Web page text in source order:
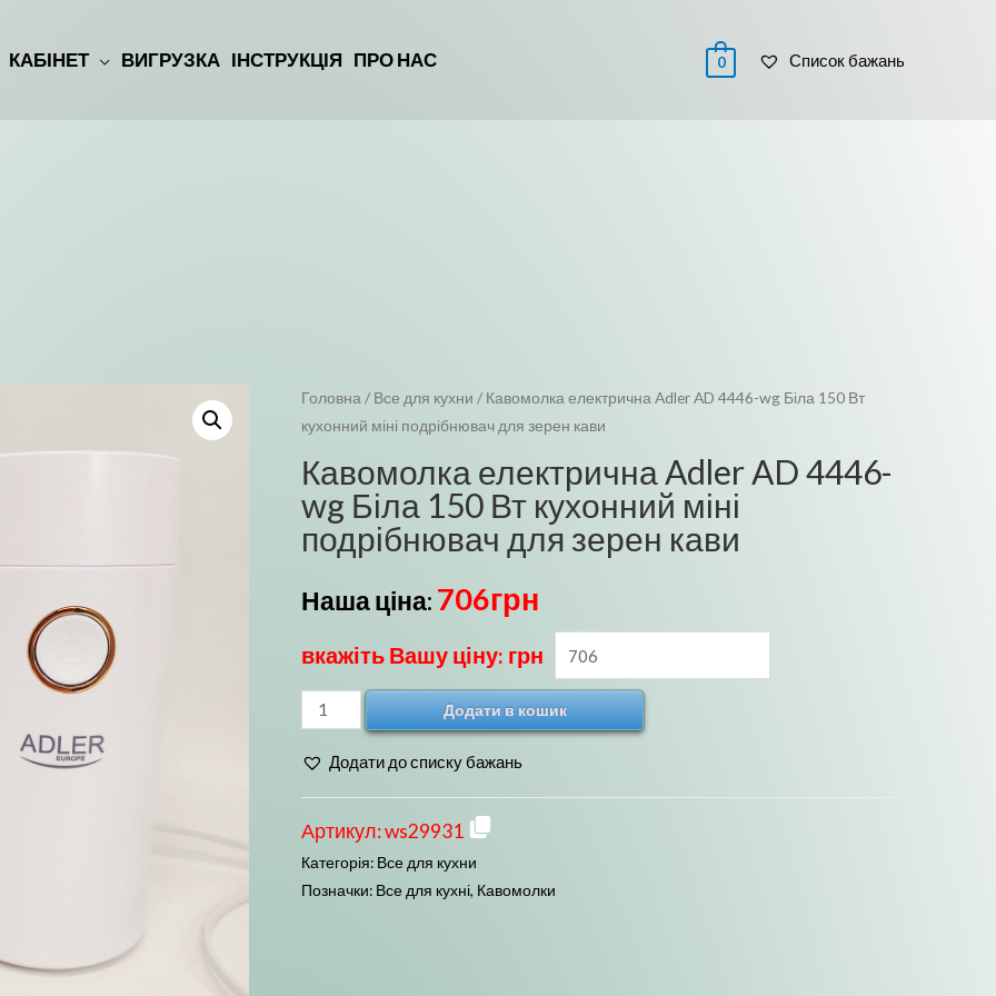
КАБІНЕТ ВИГРУЗКА ІНСТРУКЦІЯ ПРО НАС 0 Список бажань
Головна / Все для кухни / Кавомолка електрична Adler AD 4446-wg Біла 150 Вт
кухонний міні подрібнювач для зерен кави
Кавомолка електрична Adler AD 4446-
wg Біла 150 Вт кухонний міні
подрібнювач для зерен кави
Наша ціна: 706грн
вкажіть Вашу ціну: грн
Кавомолка
електрична
Adler
AD
4446-
wg
Біла
Додати в кошик
Додати до списку бажань
Артикул:ws29931
Категорія: Все для кухни
Позначки: Все для кухні, Кавомолки